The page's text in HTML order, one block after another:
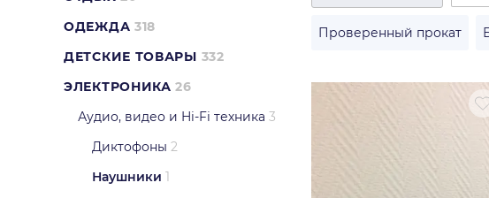
ОДЕЖДА 318
ДЕТСКИЕ ТОВАРЫ 332
ЭЛЕКТРОНИКА 26
Аудио, видео и Hi-Fi техника 3
Диктофоны 2
Наушники 1
Проверенный прокат